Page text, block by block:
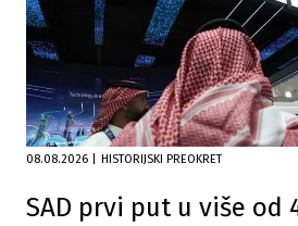
08.08.2026 HISTORIJSKI PREOKRET
SAD prvi put u više od